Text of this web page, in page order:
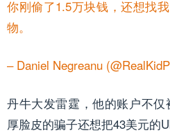
你刚偷了1.5万块钱，还想找
物。
– Daniel Negreanu
丹牛大发雷霆，他的账户不
厚脸皮的骗子还想把43美元的